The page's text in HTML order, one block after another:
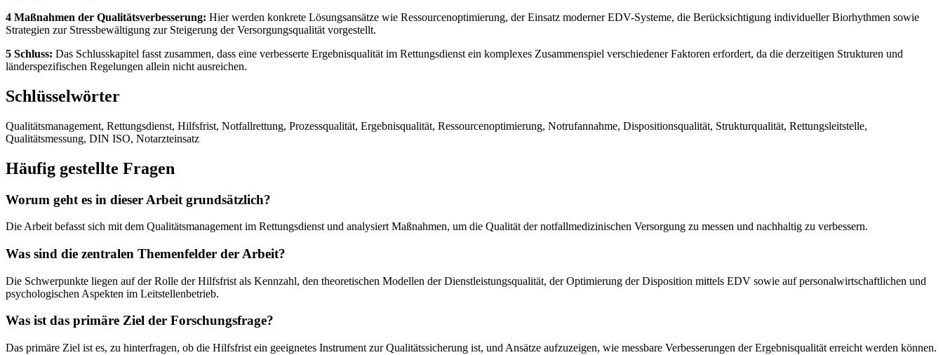
4 Maßnahmen der Qualitätsverbesserung: Hier werden konkrete Lösungsansätze wie Ressourcenoptimierung, der Einsatz moderner EDV-Systeme, die Berücksichtigung individueller Biorhythmen sowie
Strategien zur Stressbewältigung zur Steigerung der Versorgungsqualität vorgestellt.
5 Schluss: Das Schlusskapitel fasst zusammen, dass eine verbesserte Ergebnisqualität im Rettungsdienst ein komplexes Zusammenspiel verschiedener Faktoren erfordert, da die derzeitigen Strukturen und
länderspezifischen Regelungen allein nicht ausreichen.
Schlüsselwörter
Qualitätsmanagement, Rettungsdienst, Hilfsfrist, Notfallrettung, Prozessqualität, Ergebnisqualität, Ressourcenoptimierung, Notrufannahme, Dispositionsqualität, Strukturqualität, Rettungsleitstelle,
Qualitätsmessung, DIN ISO, Notarzteinsatz
Häufig gestellte Fragen
Worum geht es in dieser Arbeit grundsätzlich?
Die Arbeit befasst sich mit dem Qualitätsmanagement im Rettungsdienst und analysiert Maßnahmen, um die Qualität der notfallmedizinischen Versorgung zu messen und nachhaltig zu verbessern.
Was sind die zentralen Themenfelder der Arbeit?
Die Schwerpunkte liegen auf der Rolle der Hilfsfrist als Kennzahl, den theoretischen Modellen der Dienstleistungsqualität, der Optimierung der Disposition mittels EDV sowie auf personalwirtschaftlichen und
psychologischen Aspekten im Leitstellenbetrieb.
Was ist das primäre Ziel der Forschungsfrage?
Das primäre Ziel ist es, zu hinterfragen, ob die Hilfsfrist ein geeignetes Instrument zur Qualitätssicherung ist, und Ansätze aufzuzeigen, wie messbare Verbesserungen der Ergebnisqualität erreicht werden können.